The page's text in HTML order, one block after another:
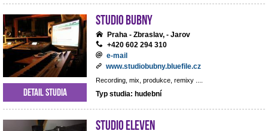
Studio BUBNY
Praha - Zbraslav, - Jarov
+420 602 294 310
e-mail
www.studiobubny.bluefile.cz
Recording, mix, produkce, remixy ....
Typ studia: hudební
Detail studia
Studio Eleven